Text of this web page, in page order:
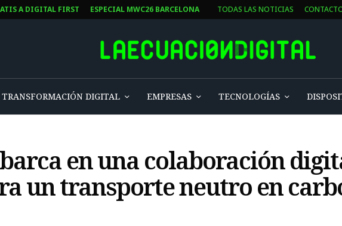
A DIGITAL FIRST ESPECIAL MWC26 BARCELONA TODAS LAS NOTICIAS
TRANSFORMACIÓN DIGITAL EMPRESAS TECNOLOGÍAS
en una colaboración
un transporte neutro en